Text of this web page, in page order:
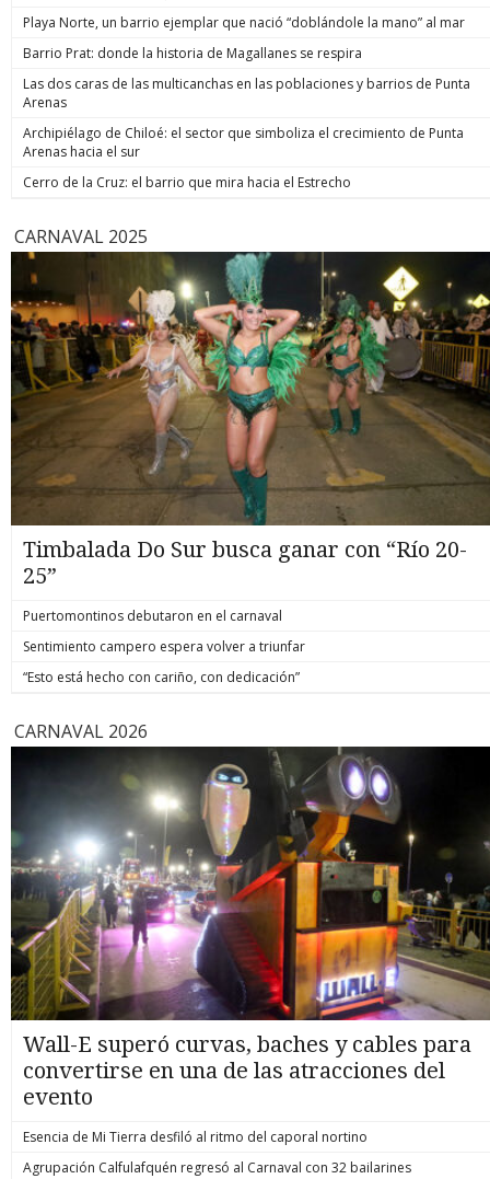
una de
uno de
Playa Norte, un barrio ejemplar que nació “doblándole la mano” al mar
Barrio Prat: donde la historia de Magallanes se respira
Las dos caras de las multicanchas en las poblaciones y barrios de Punta
Arenas
Archipiélago de Chiloé: el sector que simboliza el crecimiento de Punta
Arenas hacia el sur
Cerro de la Cruz: el barrio que mira hacia el Estrecho
CARNAVAL 2025
Timbalada Do Sur busca ganar con “Río 20-
25”
Puertomontinos debutaron en el carnaval
Sentimiento campero espera volver a triunfar
“Esto está hecho con cariño, con dedicación”
CARNAVAL 2026
Wall-E superó curvas, baches y cables para
convertirse en una de las atracciones del
evento
Esencia de Mi Tierra desfiló al ritmo del caporal nortino
Agrupación Calfulafquén regresó al Carnaval con 32 bailarines